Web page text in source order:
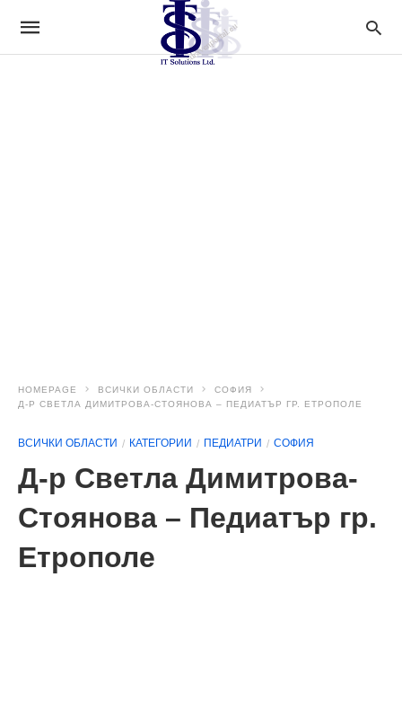
HOMEPAGE ВСИЧКИ ОБЛАСТИ
СОФИЯ
Д-Р СВЕТЛА ДИМИТРОВА-СТОЯНОВА – ПЕДИАТЪР ГР. ЕТРОПОЛЕ
ВСИЧКИ ОБЛАСТИ КАТЕГОРИИ ПЕДИАТРИ СОФИЯ
Д-р Светла Димитрова-
Стоянова – Педиатър гр.
Етрополе